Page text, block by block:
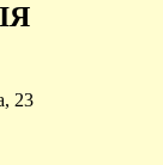
23